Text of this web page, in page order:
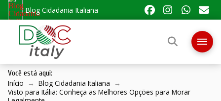
Blog Cidadania Italiana
Você está aqui:
Início → Blog Cidadania Italiana
→
Visto para Itália: Conheça as Melhores Opções para Morar